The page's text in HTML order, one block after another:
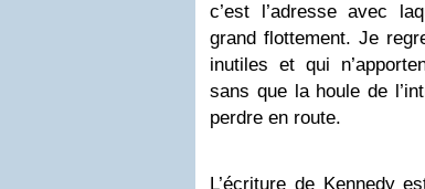
c’est l’adresse avec
grand flottement. Je
inutiles et qui
sans que la houle de
perdre en route.
L’écriture de Kennedy